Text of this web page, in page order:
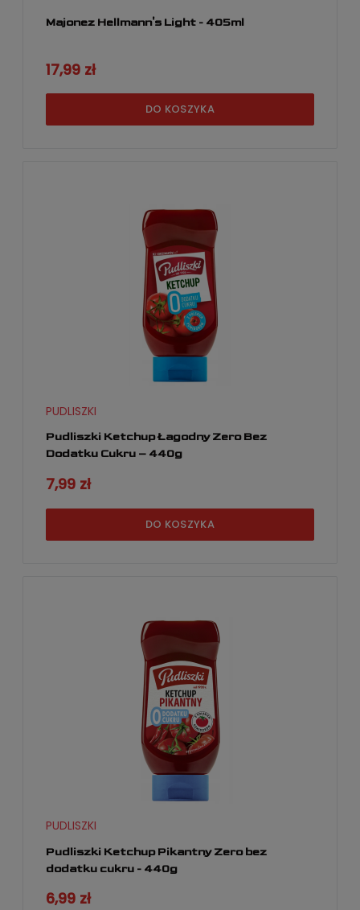
Majonez Hellmann's Light - 405ml
17,99 zł
DO KOSZYKA
Pudliszki Ketchup Łagodny Zero Bez
Dodatku Cukru – 440g
PUDLISZKI
7,99 zł
DO KOSZYKA
Pudliszki Ketchup Pikantny Zero bez
dodatku cukru - 440g
PUDLISZKI
6,99 zł